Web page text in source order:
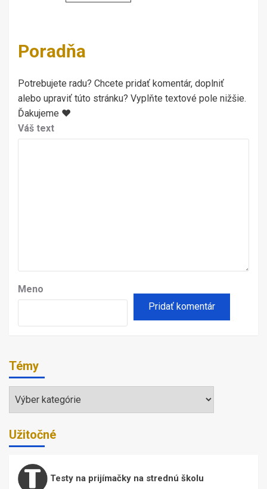
Poradňa
Potrebujete radu? Chcete pridať komentár, doplniť
alebo upraviť túto stránku? Vyplňte textové pole nižšie.
Ďakujeme ♥
Váš text
Meno
Témy
Témy
Užitočné
Testy na prijímačky na strednú školu